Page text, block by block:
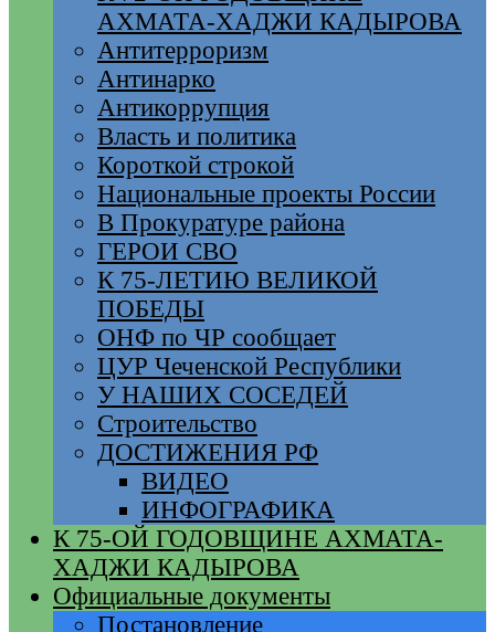
АХМАТА-ХАДЖИ КАДЫРОВА
Антитерроризм
Антинарко
Антикоррупция
Власть и политика
Короткой строкой
Национальные проекты России
В Прокуратуре района
ГЕРОИ СВО
К 75-ЛЕТИЮ ВЕЛИКОЙ
ПОБЕДЫ
ОНФ по ЧР сообщает
ЦУР Чеченской Республики
У НАШИХ СОСЕДЕЙ
Строительство
ДОСТИЖЕНИЯ РФ
ВИДЕО
ИНФОГРАФИКА
К 75-ОЙ ГОДОВЩИНЕ АХМАТА-
ХАДЖИ КАДЫРОВА
Официальные документы
Постановление